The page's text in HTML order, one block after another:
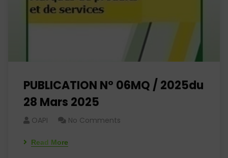
PUBLICATION N° 06MQ / 2025du
28 Mars 2025
OAPI No Comments
Read More